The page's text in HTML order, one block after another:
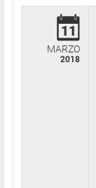
11
MARZO
2018